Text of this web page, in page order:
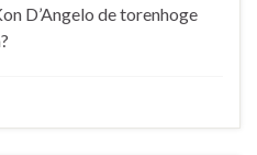
D’Angelo de torenhoge